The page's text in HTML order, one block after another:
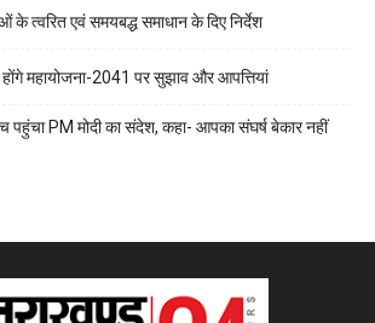
त्वरित एवं समयबद्ध समाधान के दिए निर्देश
होंगे महायोजना-2041 पर सुझाव और आपत्तियां
पहुंचा PM मोदी का संदेश, कहा- आपका संघर्ष बेकार नहीं